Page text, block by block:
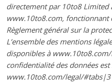
directement par 10to8 Limited
www.10to8.com, fonctionnant
Règlement général sur la
L’ensemble des mentions
disponibles à
confidentialité des données
www.10to8.com/legal/#tabs|3